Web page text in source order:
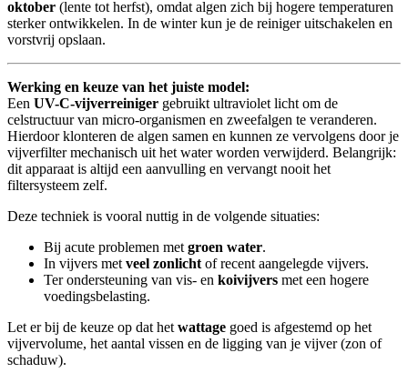
oktober (lente tot herfst), omdat algen zich bij hogere temperaturen
sterker ontwikkelen. In de winter kun je de reiniger uitschakelen en
vorstvrij opslaan.
Werking en keuze van het juiste model:
Een UV-C-vijverreiniger gebruikt ultraviolet licht om de
celstructuur van micro-organismen en zweefalgen te veranderen.
Hierdoor klonteren de algen samen en kunnen ze vervolgens door je
vijverfilter mechanisch uit het water worden verwijderd. Belangrijk:
dit apparaat is altijd een aanvulling en vervangt nooit het
filtersysteem zelf.
Deze techniek is vooral nuttig in de volgende situaties:
Bij acute problemen metgroen water.
In vijvers metveel zonlichtof recent aangelegde vijvers.
Ter ondersteuning van vis- en koivijvers met een hogere
voedingsbelasting.
Let er bij de keuze op dat hetwattage goed is afgestemd op het
vijvervolume, het aantal vissen en de ligging van je vijver (zon of
schaduw).